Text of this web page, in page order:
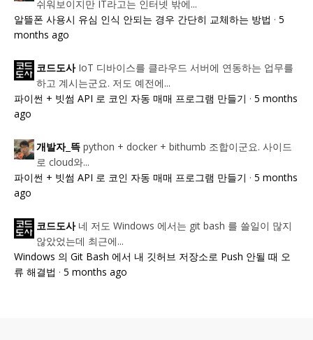
쉬워보이지만 IT라고는 인터넷 밖에...
알뜰폰 사용시 유심 인식 안되는 경우 간단히 교체하는 방법 · 5
months ago
코드도사 IoT 디바이스를 클라우드 서버에 연동하는 업무를
하고 계시는군요. 저도 예전에...
파이썬 + 빗썸 API 로 코인 자동 매매 프로그램 만들기 · 5 months
ago
개발자_뜩 python + docker + bithumb 조합이군요. 사이드
로 cloud와...
파이썬 + 빗썸 API 로 코인 자동 매매 프로그램 만들기 · 5 months
ago
코드도사 네 저도 Windows 에서는 git bash 를 쓸일이 많지
않았었는데 최근에...
Windows 의 Git Bash 에서 내 깃허브 저장소로 Push 안될 때 오
류 해결법 · 5 months ago